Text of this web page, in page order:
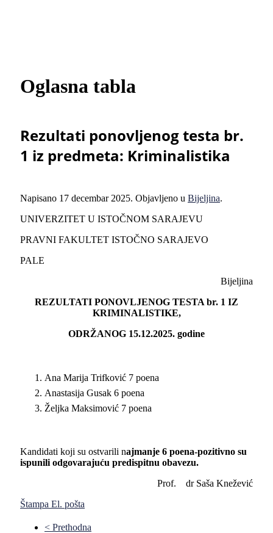
Oglasna tabla
Rezultati ponovljenog testa br.
1 iz predmeta: Kriminalistika
Napisano 17 decembar 2025. Objavljeno u Bijeljina.
UNIVERZITET U ISTOČNOM SARAJEVU
PRAVNI FAKULTET ISTOČNO SARAJEVO
PALE
Bijeljina
REZULTATI PONOVLJENOG TESTA br. 1 IZ
KRIMINALISTIKE,
ODRŽANOG 15.12.2025. godine
Ana Marija Trifković 7 poena
Anastasija Gusak 6 poena
Željka Maksimović 7 poena
Kandidati koji su ostvarili najmanje 6 poena-pozitivno su
ispunili odgovarajuću predispitnu obavezu.
Prof. dr Saša Knežević
Štampa El. pošta
< Prethodna